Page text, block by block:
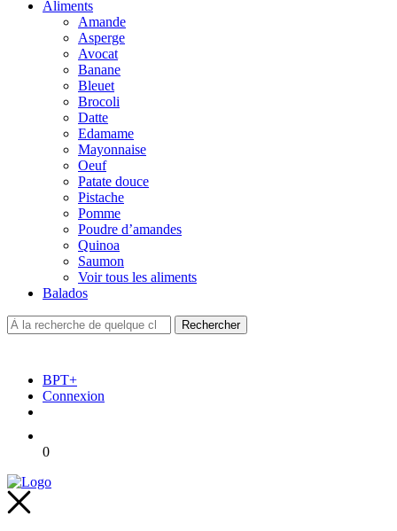
Aliments
Amande
Asperge
Avocat
Banane
Bleuet
Brocoli
Datte
Edamame
Mayonnaise
Oeuf
Patate douce
Pistache
Pomme
Poudre d’amandes
Quinoa
Saumon
Voir tous les aliments
Balados
BPT+
Connexion
0